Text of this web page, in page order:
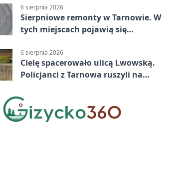
6 sierpnia 2026
Sierpniowe remonty w Tarnowie. W
tych miejscach pojawią się
6 sierpnia 2026
Cielę spacerowało ulicą Lwowską.
Policjanci z Tarnowa ruszyli na